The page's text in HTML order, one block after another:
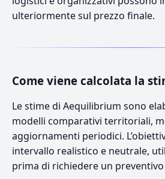
ulteriormente sul prezzo finale.
Come viene calcolata la
Le stime di Aequilibrium sono
modelli comparativi territoriali,
aggiornamenti periodici.
intervallo realistico e neutrale,
prima di richiedere un